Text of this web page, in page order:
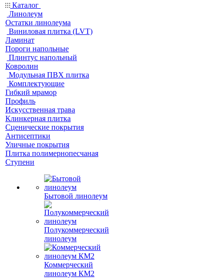
Каталог
Линолеум
Остатки линолеума
Виниловая плитка (LVT)
Ламинат
Пороги напольные
Плинтус напольный
Ковролин
Модульная ПВХ плитка
Комплектующие
Гибкий мрамор
Профиль
Искусственная трава
Клинкерная плитка
Сценические покрытия
Антисептики
Уличные покрытия
Плитка полимернопесчаная
Ступени
Бытовой линолеум
Полукоммерческий
линолеум
Коммерческий
линолеум КМ2